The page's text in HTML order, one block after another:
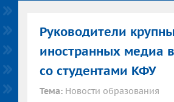
Руководители
иностранных медиа
со студентами КФУ
Тема: Новости образования